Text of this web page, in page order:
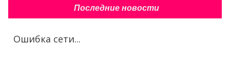
Последние новости
Ошибка сети...